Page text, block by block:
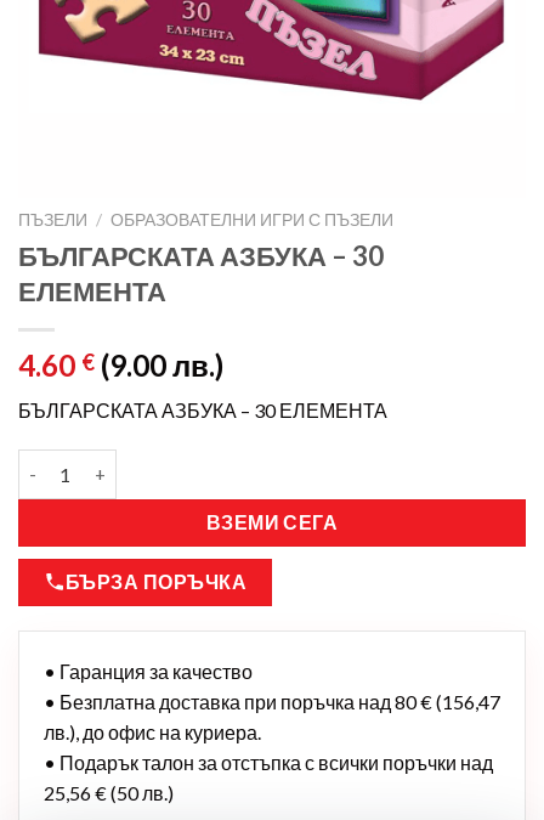
ПЪЗЕЛИ / ОБРАЗОВАТЕЛНИ ИГРИ С ПЪЗЕЛИ
БЪЛГАРСКАТА АЗБУКА – 30
ЕЛЕМЕНТА
4.60 € (9.00 лв.)
БЪЛГАРСКАТА АЗБУКА – 30 ЕЛЕМЕНТА
ВЗЕМИ СЕГА
БЪРЗА ПОРЪЧКА
• Гаранция за качество
• Безплатна доставка при поръчка над 80 € (156,47
лв.), до офис на куриера.
• Подарък талон за отстъпка с всички поръчки над
25,56 € (50 лв.)